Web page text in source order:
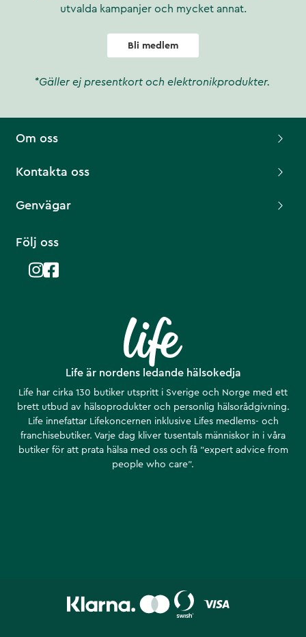
utvalda kampanjer och mycket annat.
Bli medlem
*Gäller ej presentkort och elektronikprodukter.
Life är nordens ledande hälsokedja
Life har cirka 130 butiker utspritt i Sverige och Norge med ett
brett utbud av hälsoprodukter och personlig hälsorådgivning.
Life innefattar Lifekoncernen inklusive Lifes medlems- och
franchisebutiker. Varje dag kliver tusentals människor in i våra
butiker för att prata hälsa med oss och få ”expert advice from
people who care”.
Om oss
Kontakta oss
Genvägar
Följ oss